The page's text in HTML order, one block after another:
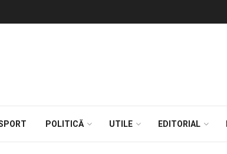
POLITICĂ UTILE EDITORIAL